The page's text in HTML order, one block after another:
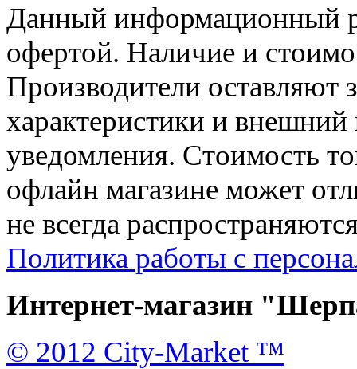
Данный информационный
офертой. Наличие и
Производители оставляют
характеристики и внешний
уведомления. Стоимость
офлайн магазине может
не всегда
Политика работы с
Интернет-магазин
© 2012 City-Market ™